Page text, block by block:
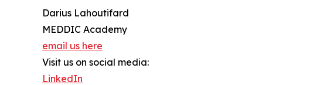
Darius Lahoutifard
MEDDIC Academy
email us here
Visit us on social media:
LinkedIn